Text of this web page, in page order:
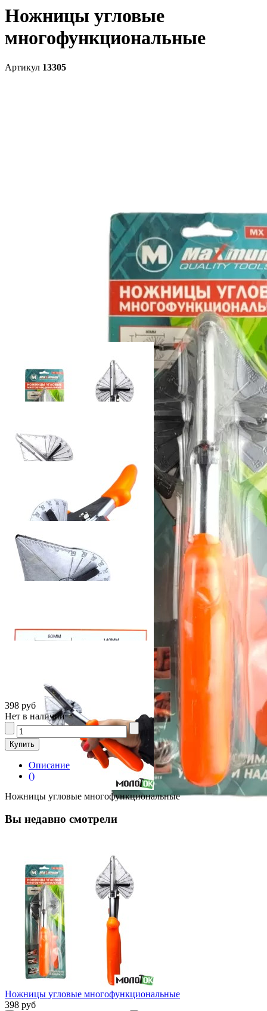
Ножницы угловые
многофункциональные
Артикул 13305
398 руб
Нет в наличии
Описание
()
Ножницы угловые многофункциональные
Вы недавно смотрели
Ножницы угловые многофункциональные
398 руб